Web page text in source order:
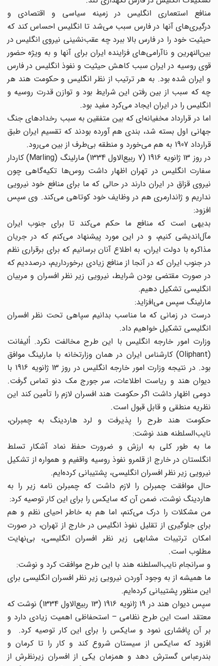
منافع استعماری انگلیس در زمینه سیاسی و اقتصادی و
درگیری‌های آنها در فارس سبب می‌شد تا انگلیس احساس کند که
حیثیت خود را در فارس بالا ببرد چه عقب‌نشینی نیروی انگلیس در
بین‌النهرین و ناآرامی‌های فزاینده ایران برای آنها و به ویژه حضور
قوی روسیه در ایران سبب کاهش حیثیت و نفوذ انگلیس در فارس
و ایران شده بود. به هر ترتیب از نظر انگلیس و حکومت هند هر
چه که سبب از بین رفتن این شرایط بود و توازن قدرت روسیه و
انگلیس را در ایران ایجاد می‌کرد مفید بود.
اما در قرارداد مخفیانه‌ای که بین متفقین به سبب رخدادهای جنگ
جهانی اول بسته شد، بندی هم آورده بودند که تقسیم ایران طبق
قرارداد 1907 به هم می‌خورد و منطقه بی‌طرف از بین می‌رود.
در روز 13 ژانویه 1916 (7 ربیع‌الاول 1334) مارلینگ (Marling) کاردار
سفارت انگلیس در تهران اظهار داشت روس‌ها تکیه‌گاهی چون
نیروی قزاق در ایران دارند در حالی که ما برای منافع خود نیرویی
نداریم و ژاندارمری هم در وظایف خود کوتاهی می‌کند. وی سپس
افزود:
بدیهی است که منافع ما حکم می‌کند تا برای جنوب ایران
مآل‌اندیشی کنیم، و در این مورد پیشنهاد می‌کنم که در جریان
مذاکره با دولت ایران، به اطلاع آنان برسانیم که برای برقراری نظم
در جنوب ایران که در آنجا از منافع زیادی برخورداریم، درصددیم که
در صورت مقتضی بودن شرایط، نیرویی زیر نظر افسران و مربیان
انگلیسی تشکیل دهیم.
مارلینگ سپس می‌افزاید:
درست در زمانی که ما مناسب بدانیم سپاهی تحت نظر افسران
انگلیسی تشکیل خواهیم داد.
وزارت امور خارجه انگلیس با این طرح مخالفت نکرد. اُلیفانت
(Oliphant) کارشناس ایران در همان وزارتخانه با مارلینگ موافق
بود. در نتیجه وزارت امور خارجه انگلیس در روز 13 ژانویه 1916 با
دیوان هند و ریاست اطلاعات، سر جورج مک دنو تماس گرفت.
دومی اظهار داشت اگر حکومت هند افسران لازم را تأمین کند این
نظریه منطقی و قابل قبول است.
حکومت هند طرح را پذیرفت و لرد هاردینگ به چمبرلن،
نایب‌السلطنه هند نوشت:
ما به طور کلی به ارزش و ضرورت حفظ نماد آشکار تسلط
انگلستان در خارج از قلمرو نفوذ روسیه واقفیم و همواره از تشکیل
نیرویی زیر نظر افسران انگلیسی، پشتیبانی کرده‌ایم.
حال موافقت چمبرلن را لازم داشت که چمبرلن نامه زیر را به
هاردینگ نوشت، ضمن آن که سایکس را برای این کار توصیه کرد:
من مشکلات را درک می‌کنم، اما هم به خاطر احیای نظم و هم
برای جلوگیری از تقلیل نفوذ انگلیس در خارج از تهران، در صورت
امکان ترتیبات مشابهی زیر نظر افسران انگلیسی، بی‌نهایت
مطلوب است.
و سرانجام نایب‌السلطنه هند با این طرح موافقت کرد و نوشت:
ما همیشه از به وجود آوردن نیرویی زیر نظر افسران انگلیسی برای
این منظور پشتیبانی کرده‌ایم.
سپس دیوان هند در 19 ژانویه 1916 (13 ربیع‌الاول 1334) نوشت که
معتقد است این طرح نظامی – استحفاظی اهمیت زیادی دارد و
بر آن پافشاری نمود و سایکس را برای این کار توصیه کرد. و
افزود که سایکس از سیستان شروع کند و کار را تا کرمان و
بندرعباس گسترش دهد و همزمان یکی از افسران زیرنظرش از